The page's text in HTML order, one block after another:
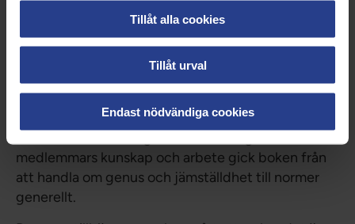
Tillåt alla cookies
Tillåt urval
Endast nödvändiga cookies
Varför normkritik?
medlemmars kunskap och arbete gick boken från
att handla om genus och jämställdhet till normer
generellt.